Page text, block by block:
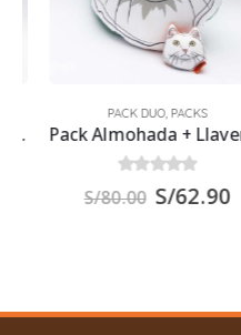
PACK DUO ,PACKS
Pack Almohada + Llavero de tela – Gato Blanco
80.00 S/ 62.90